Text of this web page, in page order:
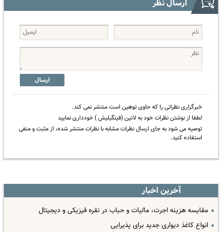
ارسال نظر
ارسال
خبرگزاری نظراتی را که حاوی توهین است منتشر نمی کند.
لطفا از نوشتن نظرات خود به لاتین (فینگیلیش ) خودداری نمایید
توصیه می شود به جای ارسال نظرات مشابه با نظرات منتشر شده، از مثبت و منفی
استفاده کنید.
آخرین اخبار
مقایسه هزینه اجرت، مالیات و حباب در نقره فیزیکی و دیجیتال
انواع کاغذ دیواری جدید برای پذیرایی